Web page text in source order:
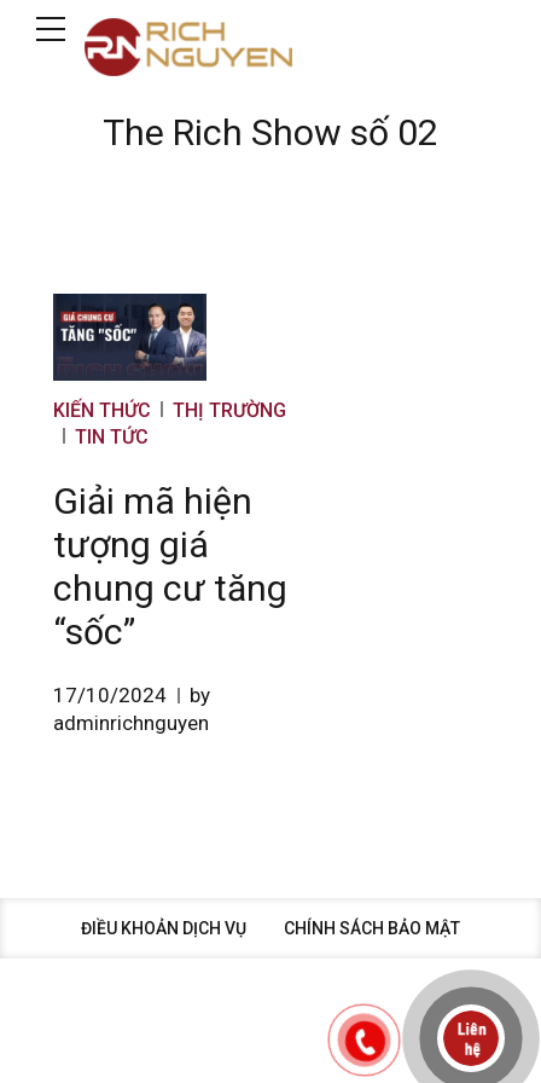
The Rich Show số 02
KIẾN THỨC
THỊ TRƯỜNG
TIN TỨC
Giải mã hiện
tượng giá
chung cư tăng
“sốc”
17/10/2024
by
adminrichnguyen
ĐIỀU KHOẢN DỊCH VỤ CHÍNH SÁCH BẢO MẬT